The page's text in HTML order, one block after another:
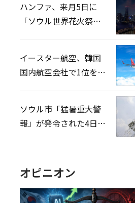
ハンファ、来月5日に
「ソウル世界花火祭り
イースター航空、韓国
国内航空会社で1位を記
ソウル市「猛暑重大警
報」が発令された4日、
オピニオン